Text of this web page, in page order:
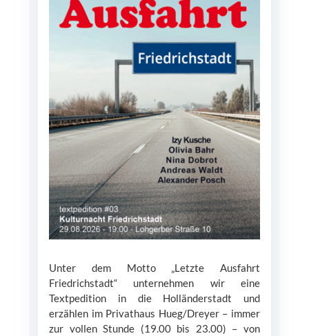
Unter dem Motto „Letzte Ausfahrt
Friedrichstadt“ unternehmen wir eine
Textpedition in die Holländerstadt und
erzählen im Privathaus Hueg/Dreyer – immer
zur vollen Stunde (19.00 bis 23.00) – von